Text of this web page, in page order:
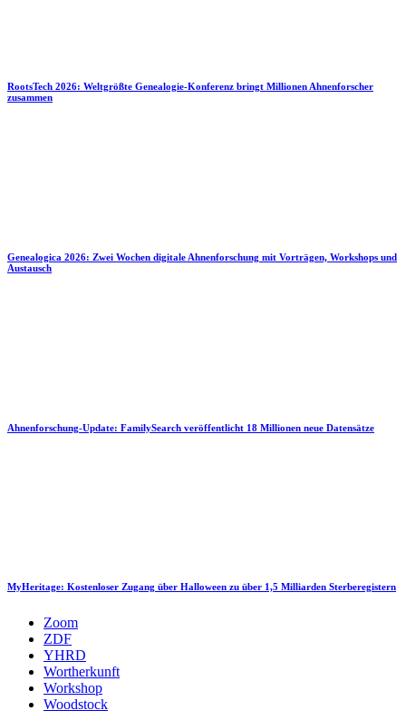
RootsTech 2026: Weltgrößte Genealogie-Konferenz bringt Millionen Ahnenforscher
zusammen
Genealogica 2026: Zwei Wochen digitale Ahnenforschung mit Vorträgen, Workshops und
Austausch
Ahnenforschung-Update: FamilySearch veröffentlicht 18 Millionen neue Datensätze
MyHeritage: Kostenloser Zugang über Halloween zu über 1,5 Milliarden Sterberegistern
Zoom
ZDF
YHRD
Wortherkunft
Workshop
Woodstock